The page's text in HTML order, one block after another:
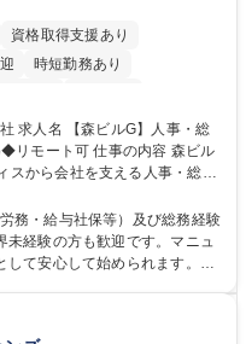
資格取得支援あり
時短勤務あり
駅近5分以内 土日祝休み
総
事の内容 森ビル
スから会社を支える人事・総務
ンスよく担当し、ゆくゆくは制
いある環境です。 ■勤怠管
等の労務管理全般 ■入退社手続
ア業務 ■社内イベントの企画
、安心して成長できます。 募
務・給与社保等）及び総務経験
未経験の方も歓迎です。マニュ
て安心して始められます。
貢献度をダイレクトに実感で